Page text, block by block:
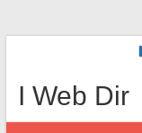
I Web Dir